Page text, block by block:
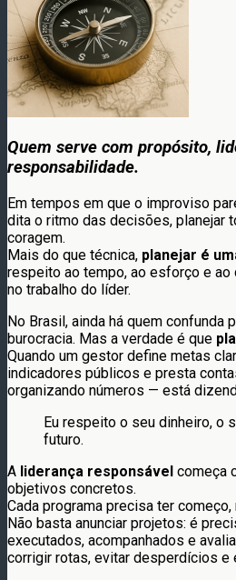
Quem serve com propósito,
responsabilidade.
Em tempos em que o improviso
dita o ritmo das decisões, planejar
coragem.
Mais do que técnica, planejar é
respeito ao tempo, ao esforço e ao
no trabalho do líder.
No Brasil, ainda há quem confunda
burocracia. Mas a verdade é que
Quando um gestor define metas
indicadores públicos e presta
organizando números — está
Eu respeito o seu dinheiro, o
futuro.
A liderança responsável começa
objetivos concretos.
Cada programa precisa ter começo,
Não basta anunciar projetos: é
executados, acompanhados e
corrigir rotas, evitar desperdícios e